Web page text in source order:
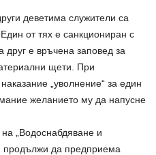
деветима служители са
от тях е санкциониран с
е връчена заповед за
щети. При
„уволнение“ за един
желанието му да напусне
„Водоснабдяване и
да предприема